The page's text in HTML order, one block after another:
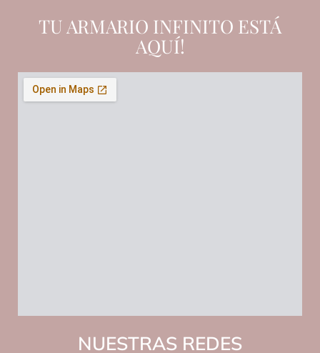
TU ARMARIO INFINITO ESTÁ
AQUÍ!
NUESTRAS REDES